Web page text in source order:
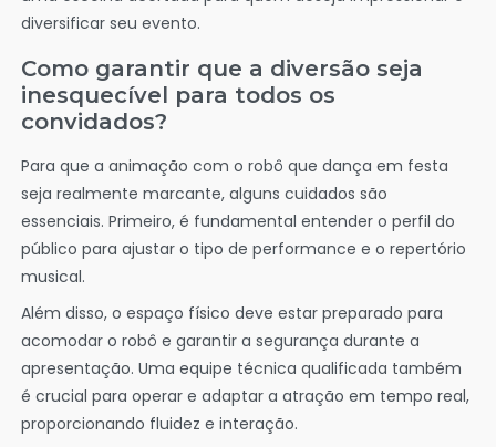
diversificar seu evento.
Como garantir que a diversão seja
inesquecível para todos os
convidados?
Para que a animação com o robô que dança em festa
seja realmente marcante, alguns cuidados são
essenciais. Primeiro, é fundamental entender o perfil do
público para ajustar o tipo de performance e o repertório
musical.
Além disso, o espaço físico deve estar preparado para
acomodar o robô e garantir a segurança durante a
apresentação. Uma equipe técnica qualificada também
é crucial para operar e adaptar a atração em tempo real,
proporcionando fluidez e interação.